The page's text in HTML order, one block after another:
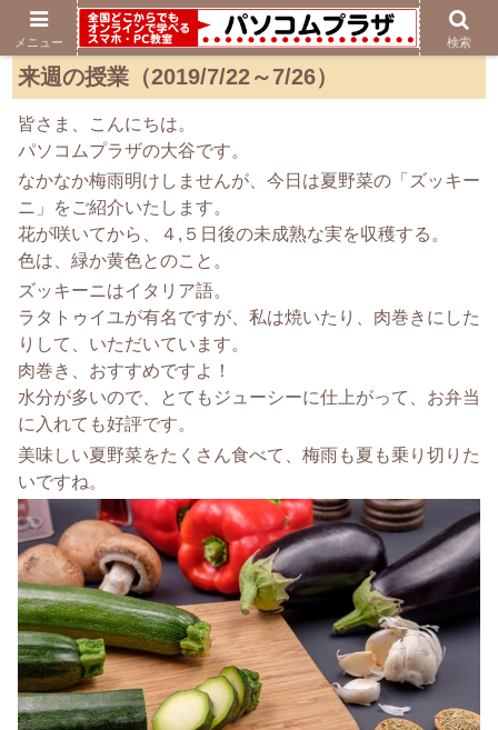
来週の授業（2019/7/22～7/26）
皆さま、こんにちは。
パソコムプラザの大谷です。
なかなか梅雨明けしませんが、今日は夏野菜の「ズッキー
ニ」をご紹介いたします。
花が咲いてから、４,５日後の未成熟な実を収穫する。
色は、緑か黄色とのこと。
ズッキーニはイタリア語。
ラタトゥイユが有名ですが、私は焼いたり、肉巻きにした
りして、いただいています。
肉巻き、おすすめですよ！
水分が多いので、とてもジューシーに仕上がって、お弁当
に入れても好評です。
美味しい夏野菜をたくさん食べて、梅雨も夏も乗り切りた
いですね。
メニュー 検索